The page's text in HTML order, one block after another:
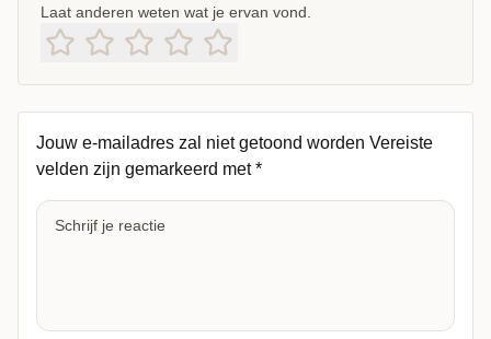
Laat anderen weten wat je ervan vond.
Jouw e-mailadres zal niet getoond worden Vereiste
velden zijn gemarkeerd met*